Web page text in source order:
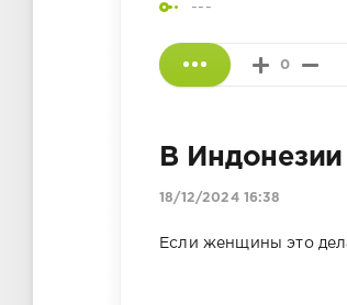
---
0
В
18/12/2024 16:38
Если женщины это